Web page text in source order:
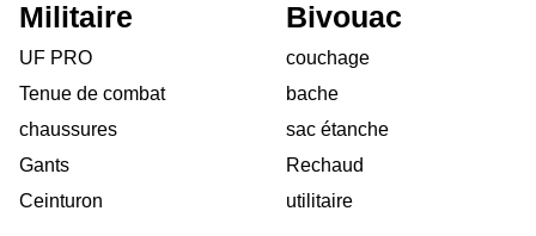
Militaire
UF PRO
Tenue de combat
chaussures
Gants
Ceinturon
Bivouac
couchage
bache
sac étanche
Rechaud
utilitaire